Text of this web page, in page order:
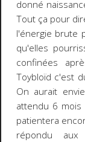
donné
Tout ça pour
l'énergie brute
qu'elles
confinées
Toybloïd c'est
On aurait
attendu 6 mois
patientera
répondu